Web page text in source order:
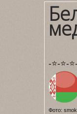
-⭐-⭐-
Фото: